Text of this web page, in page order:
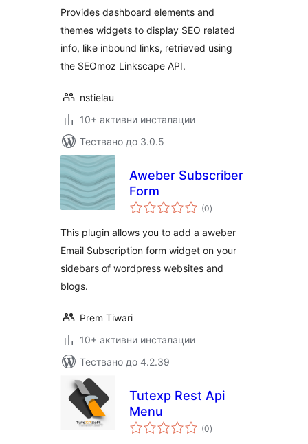
Provides dashboard elements and
themes widgets to display SEO related
info, like inbound links, retrieved using
the SEOmoz Linkscape API.
nstielau
10+ активни инсталации
Тествано до 3.0.5
Aweber Subscriber
Form
(0общо
оценки
)
This plugin allows you to add a aweber
Email Subscription form widget on your
sidebars of wordpress websites and
blogs.
Prem Tiwari
10+ активни инсталации
Тествано до 4.2.39
Tutexp Rest Api
Menu
(0общо
оценки
)